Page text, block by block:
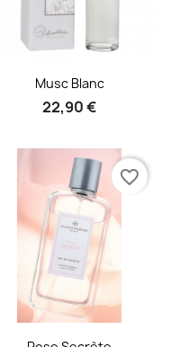
Aperçu rapide
Musc Blanc
22,90 €
Aperçu rapide
favorite_border